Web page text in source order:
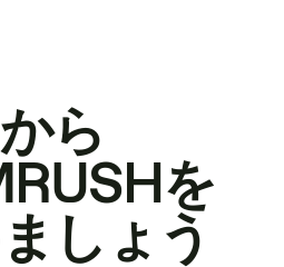
ら
を
しょう